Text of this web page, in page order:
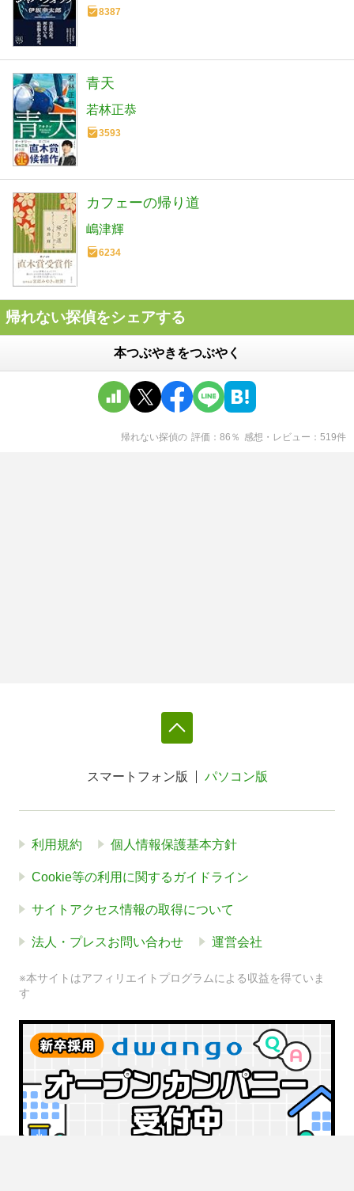
8387
青天
若林正恭
3593
カフェーの帰り道
嶋津輝
6234
帰れない探偵をシェアする
本つぶやきをつぶやく
帰れない探偵の 評価 86 ％ 感想・レビュー 519件
スマートフォン版 パソコン版
利用規約 個人情報保護基本方針
Cookie等の利用に関するガイドライン
サイトアクセス情報の取得について
法人・プレスお問い合わせ 運営会社
※本サイトはアフィリエイトプログラムによる収益を得ていま
す